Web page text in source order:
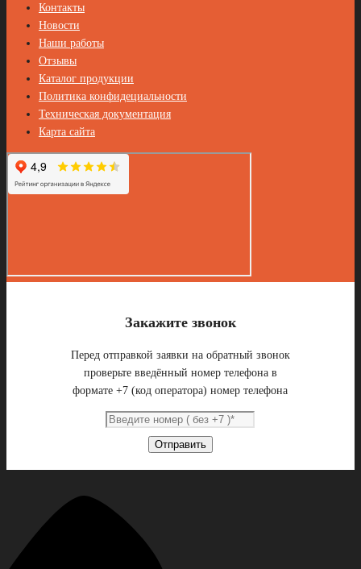
Контакты
Новости
Наши работы
Отзывы
Каталог продукции
Политика конфидециальности
Техническая документация
Карта сайта
Закажите звонок
Перед отправкой заявки на обратный звонок
проверьте введённый номер телефона в
формате +7 (код оператора) номер телефона
Отправить